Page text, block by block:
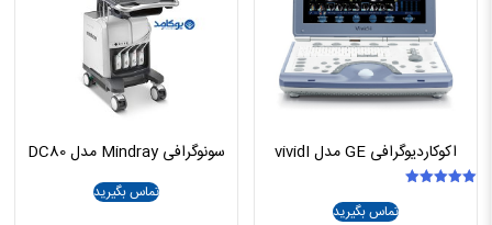
اکوکاردیوگرافی GE مدل vividI
تماس بگیرید
سونوگرافی Mindray مدل DC80
تماس بگیرید